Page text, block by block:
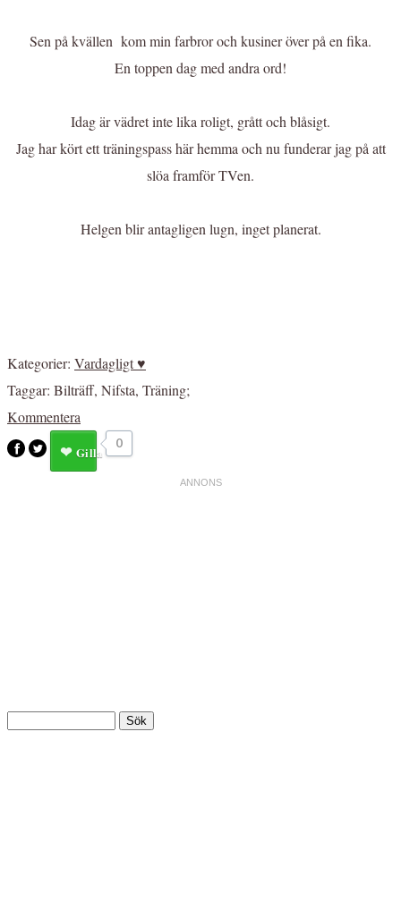
Sen på kvällen kom min farbror och kusiner över på en fika.
En toppen dag med andra ord!
Idag är vädret inte lika roligt, grått och blåsigt.
Jag har kört ett träningspass här hemma och nu funderar jag på att
slöa framför TVen.
Helgen blir antagligen lugn, inget planerat.
Kategorier: Vardagligt ♥
Taggar: Bilträff, Nifsta, Träning;
Kommentera
0
Gilla